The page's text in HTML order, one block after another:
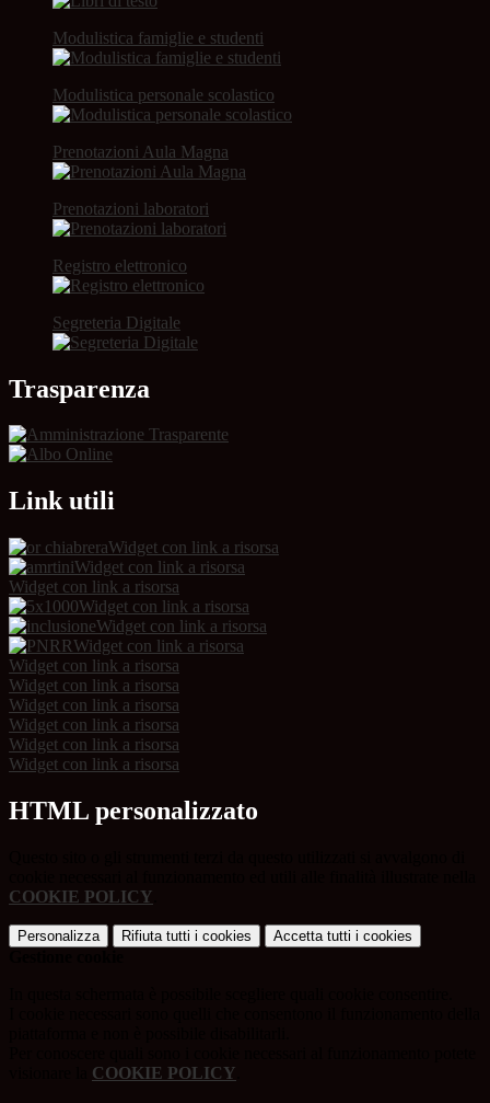
Modulistica famiglie e studenti
Modulistica personale scolastico
Prenotazioni Aula Magna
Prenotazioni laboratori
Registro elettronico
Segreteria Digitale
Trasparenza
Link utili
Widget con link a risorsa
Widget con link a risorsa
Widget con link a risorsa
Widget con link a risorsa
Widget con link a risorsa
Widget con link a risorsa
Widget con link a risorsa
Widget con link a risorsa
Widget con link a risorsa
Widget con link a risorsa
Widget con link a risorsa
Widget con link a risorsa
HTML personalizzato
COOKIE POLICY
Personalizza Rifiuta tutti i cookies Accetta tutti i cookies
COOKIE POLICY